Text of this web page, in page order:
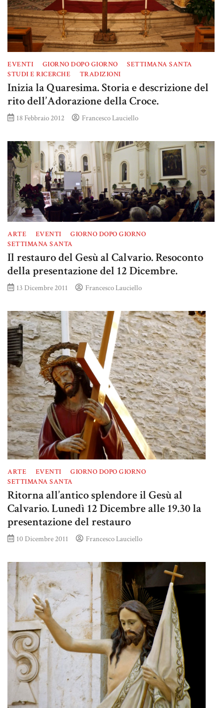
EVENTI GIORNO DOPO GIORNO
SETTIMANA SANTA
STUDI E RICERCHE
TRADIZIONI
Inizia la Quaresima. Storia e descrizione del
rito dell’Adorazione della Croce.
18 Febbraio 2012 Francesco Lauciello
ARTE EVENTI
GIORNO DOPO GIORNO
SETTIMANA SANTA
Il restauro del Gesù al Calvario. Resoconto
della presentazione del 12 Dicembre.
13 Dicembre 2011 Francesco Lauciello
ARTE EVENTI
GIORNO DOPO GIORNO
SETTIMANA SANTA
Ritorna all’antico splendore il Gesù al
Calvario. Lunedì 12 Dicembre alle 19.30 la
presentazione del restauro
10 Dicembre 2011 Francesco Lauciello